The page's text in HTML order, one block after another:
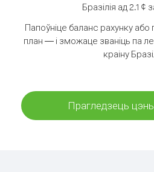
Бразілія ад 2.1 ¢
Папоўніце баланс рахунку
план — і зможаце званіць па
краіну
Прагледзець цэны